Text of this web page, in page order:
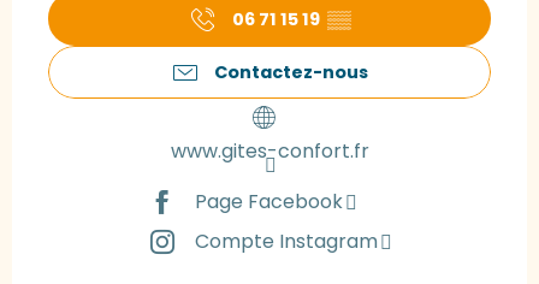
06 71 15 19 ▒▒
Contactez-nous
www.gites-confort.fr
Page Facebook
Compte Instagram